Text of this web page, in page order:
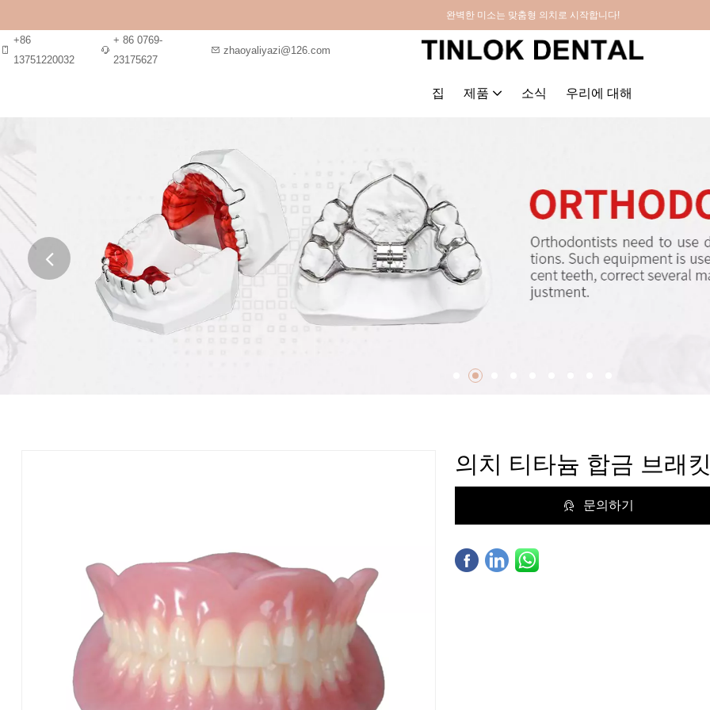
완벽한 미소는 맞춤형 의치로 시작합니다!
+86
13751220032
+ 86 0769-
23175627
zhaoyaliyazi@126.com
집 제품 소식 우리에 대해
의치 티타늄 합금 브래
문의하기